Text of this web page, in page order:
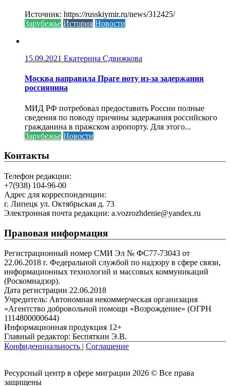
Источник: https://russkiymir.ru/news/312425/
Зарубежье История Новости
15.09.2021 Екатерина Сдвижкова
Москва направила Праге ноту из-за задержания
россиянина
МИД РФ потребовал предоставить России полные
сведения по поводу причины задержания российского
гражданина в пражском аэропорту. Для этого...
Зарубежье Новости
Контакты
Телефон редакции:
+7(938) 104-96-00
Адрес для корреспонденции:
г. Липецк ул. Октябрьская д. 73
Электронная почта редакции: a.vozrozhdenie@yandex.ru
Правовая информация
Регистрационный номер СМИ Эл № ФС77-73043 от
22.06.2018 г. Федеральной службой по надзору в сфере связи,
информационных технологий и массовых коммуникаций
(Роскомнадзор).
Дата регистрации 22.06.2018
Учредитель: Автономная некоммерческая организация
«Агентство добровольной помощи «Возрождение» (ОГРН
1114800000644)
Информационная продукция 12+
Главный редактор: Беспяткин Э.В.
Конфиденциальность | Соглашение
Ресурсный центр в сфере миграции 2026 © Все права
защищены